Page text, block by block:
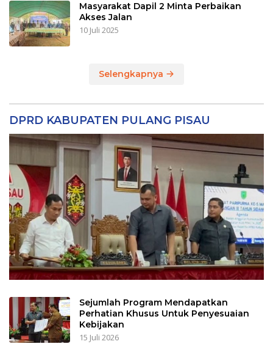
Masyarakat Dapil 2 Minta Perbaikan
Akses Jalan
10 Juli 2025
Selengkapnya
DPRD KABUPATEN PULANG PISAU
Sejumlah Program Mendapatkan
Perhatian Khusus Untuk Penyesuaian
Kebijakan
15 Juli 2026